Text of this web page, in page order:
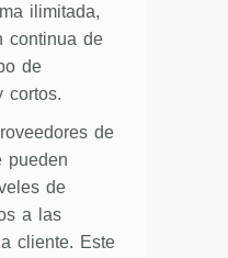
ilimitada,
continua de
de
cortos.
de
pueden
de
a las
cliente. Este